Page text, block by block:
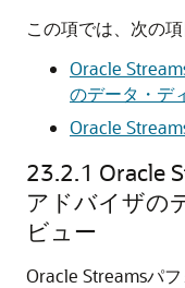
この項では、次の
Oracle
のデータ・デ
Oracle
23.2.1 Oracle
アドバイザの
ビュー
Oracle Streamsパ